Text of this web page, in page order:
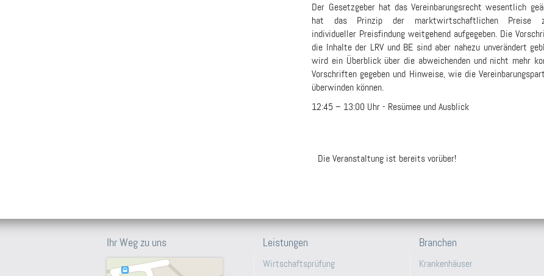
Der Gesetzgeber hat das Vereinbarungsrecht wesentlich
hat das Prinzip der marktwirt­schaftlichen Preise
individueller Preisfindung weitgehend aufgegeben. Die
die Inhalte der LRV und BE sind aber nahezu unverändert
wird ein Überblick über die ab­weichenden und nicht mehr
Vorschriften gegeben und Hinweise, wie die
überwinden können.
12:45 – 13:00 Uhr - Resümee und Ausblick
Die Veranstaltung ist bereits vorüber!
Ihr Weg zu uns Leistungen
Wirtschaftsprüfung
Branchen
Krankenhäuser